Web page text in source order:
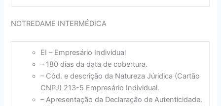
NOTREDAME INTERMÉDICA
EI – Empresário Individual
– 180 dias da data de cobertura.
– Cód. e descrição da Natureza Júridica (Cartão
CNPJ) 213-5 Empresário Individual.
– Apresentação da Declaração de Autenticidade.